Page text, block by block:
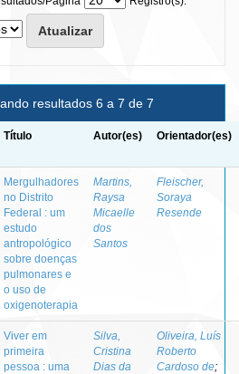
resultados 6 a 7 de 7
Título Autor(es) Orientador(es)
Mergulhadores
no Distrito
Federal : um
estudo
antropológico
sobre doenças
pulmonares e
o uso de
oxigenoterapia
Martins,
Raysa
Micaelle
dos
Santos
Fleischer,
Soraya
Resende
Viver em
primeira
pessoa : uma
Silva,
Cristina
Dias da
Oliveira, Luís
Roberto
Cardoso de;